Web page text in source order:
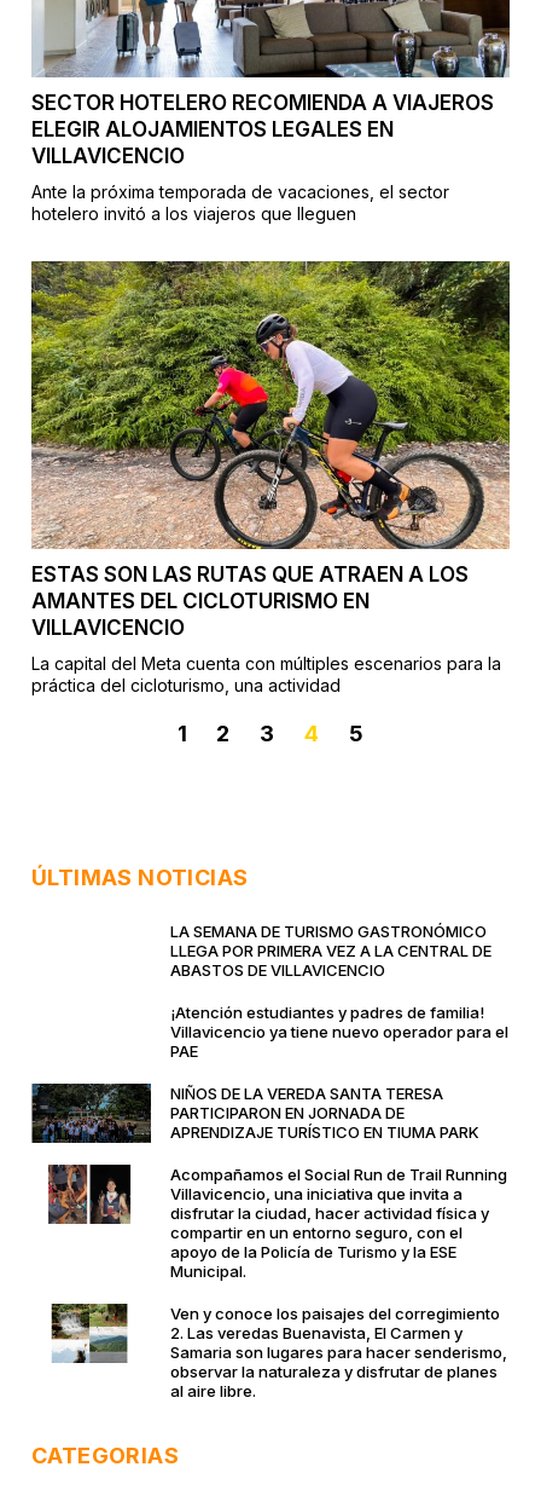
SECTOR HOTELERO RECOMIENDA A VIAJEROS
ELEGIR ALOJAMIENTOS LEGALES EN
VILLAVICENCIO
Ante la próxima temporada de vacaciones, el sector
hotelero invitó a los viajeros que lleguen
ESTAS SON LAS RUTAS QUE ATRAEN A LOS
AMANTES DEL CICLOTURISMO EN
VILLAVICENCIO
La capital del Meta cuenta con múltiples escenarios para la
práctica del cicloturismo, una actividad
1 2 3 4 5
ÚLTIMAS NOTICIAS
LA SEMANA DE TURISMO GASTRONÓMICO
LLEGA POR PRIMERA VEZ A LA CENTRAL DE
ABASTOS DE VILLAVICENCIO
¡Atención estudiantes y padres de familia!
Villavicencio ya tiene nuevo operador para el
PAE
NIÑOS DE LA VEREDA SANTA TERESA
PARTICIPARON EN JORNADA DE
APRENDIZAJE TURÍSTICO EN TIUMA PARK
Acompañamos el Social Run de Trail Running
Villavicencio, una iniciativa que invita a
disfrutar la ciudad, hacer actividad física y
compartir en un entorno seguro, con el
apoyo de la Policía de Turismo y la ESE
Municipal.
Ven y conoce los paisajes del corregimiento
2. Las veredas Buenavista, El Carmen y
Samaria son lugares para hacer senderismo,
observar la naturaleza y disfrutar de planes
al aire libre.
CATEGORIAS